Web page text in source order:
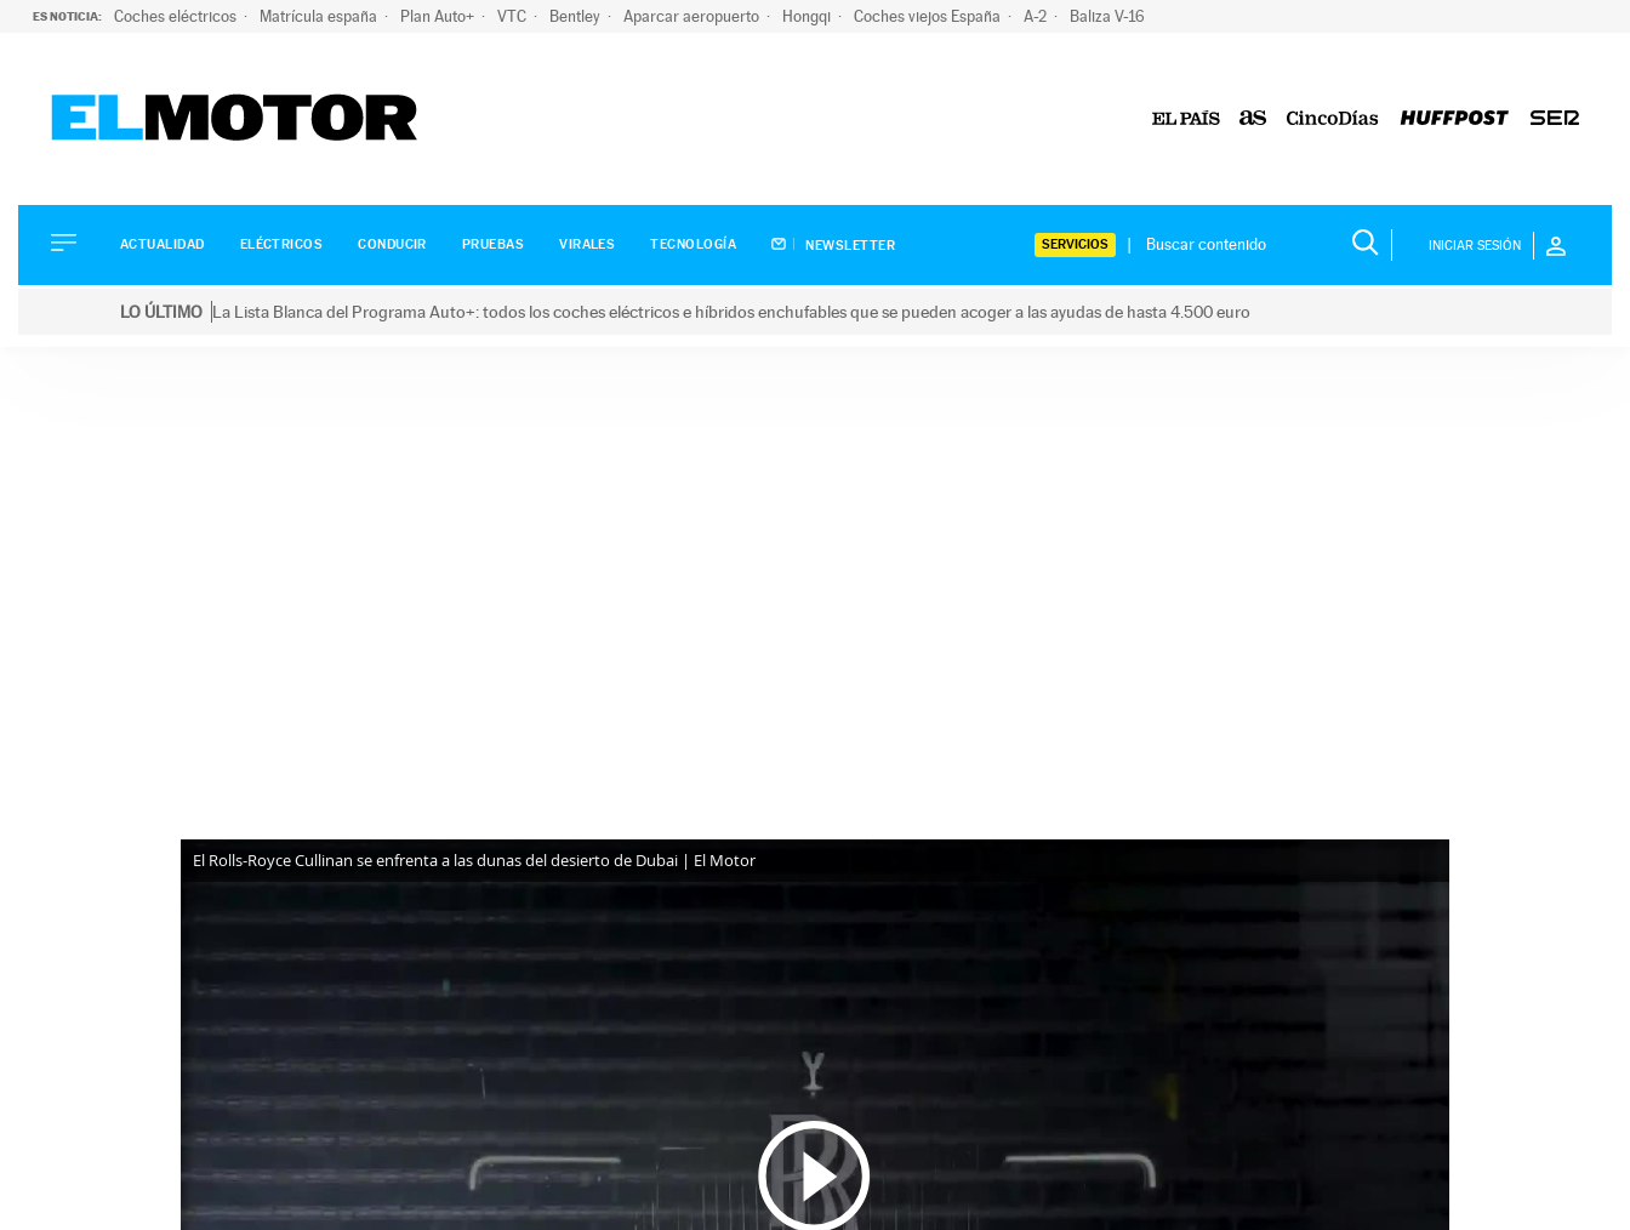
ES NOTICIA: Coches eléctricos Matrícula españa Plan Auto+ VTC Bentley Aparcar aeropuerto Hongqi Coches viejos España A-2 Baliza V-16
ELÉCTRICOS
CONDUCIR
ACTUALIDAD ELÉCTRICOS CONDUCIR PRUEBAS VIRALES TECNOLOGÍA NEWSLETTER SERVICIOS INICIAR SESIÓN
LO ÚLTIMO La Lista Blanca del Programa Auto+: todos los coches eléctricos e híbridos enchufables que se pueden acoger a las ayudas de hasta 4.500 euro
El Rolls-Royce Cullinan se enfrenta a las dunas del desierto de Dubai | El Motor